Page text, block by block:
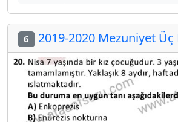
6 2019-2020 Mezuniyet Üç